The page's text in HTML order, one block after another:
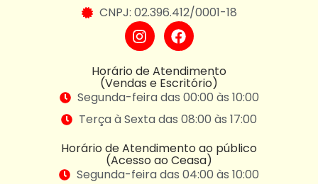
CNPJ: 02.396.412/0001-18
Horário de Atendimento
(Vendas e Escritório)
Segunda-feira das 00:00 às 10:00
Terça à Sexta das 08:00 às 17:00
Horário de Atendimento ao público
(Acesso ao Ceasa)
Segunda-feira das 04:00 às 10:00